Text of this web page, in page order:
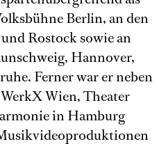
Berlin, an den
Rostock sowie an
Hannover,
Ferner war er neben
Wien, Theater
in Hamburg